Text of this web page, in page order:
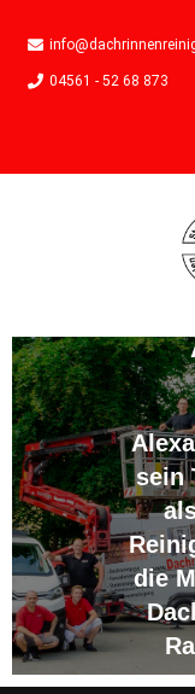
04561 - 52 68 873
sein
die